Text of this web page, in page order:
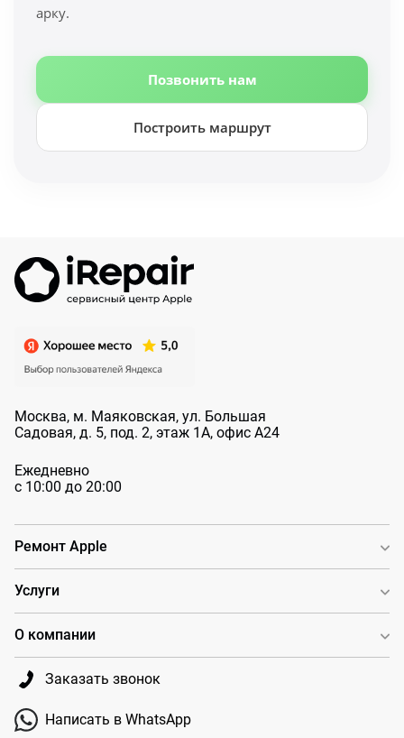
арку.
Позвонить нам
Построить маршрут
Москва, м. Маяковская, ул. Большая
Садовая, д. 5, под. 2, этаж 1А, офис А24
Ежедневно
с 10:00 до 20:00
Заказать звонок
Написать в WhatsApp
Ремонт Apple
Услуги
О компании